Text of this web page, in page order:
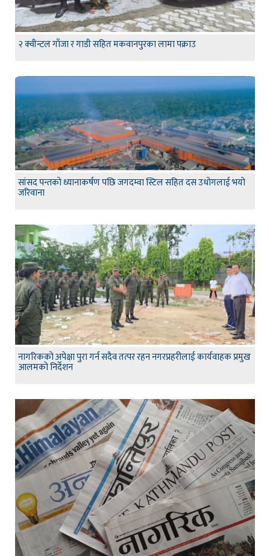
२ क्वीन्टल गाँजा र गाडी सहित मकवानपुरका लामा पक्राउ
सांसद पन्तकाे ध्यानाकर्षण पछि जगदम्वा स्टिल सहित दस उधाेगलाई भयाे
जरिवाना
नागरिकको अपेक्षा पुरा गर्न सदैव तत्पर रहन नगरप्रहरीलाई कार्यवाहक प्रमुख
आलमको निर्देशन